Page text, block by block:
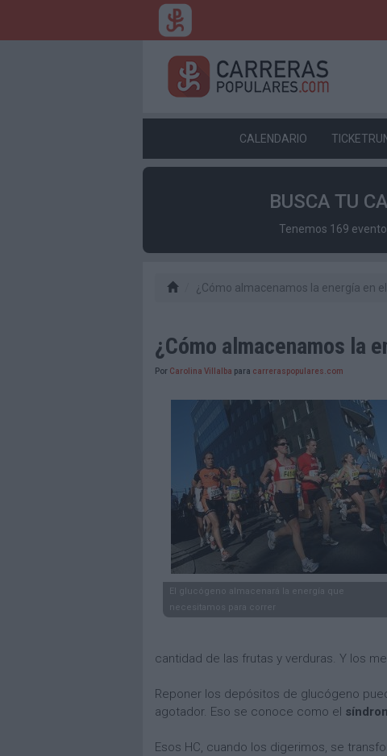
CALENDARIO
BUSCA TU
Tenemos 169
¿Cómo almacenamos la energía en
¿Cómo almacenamos la
Por Carolina Villalba para carreraspopulares.com
El glucógeno almacenará la energía que
necesitamos para correr
cantidad de las frutas y verduras. Y los
Reponer los depósitos de glucógeno
agotador. Eso se conoce como el
Esos HC, cuando los digerimos, se